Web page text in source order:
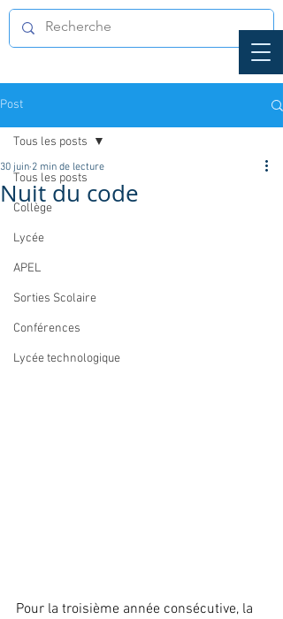
Post
Tous les posts
Collège
Lycée
APEL
Sorties Scolaire
Conférences
Lycée technologique
Tous les posts
Nuit du code
30 juin 2 min de lecture
Pour la troisième année consécutive, la